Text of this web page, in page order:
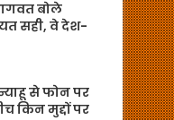
बोले
सही, वे देश-
से फोन पर
किन मुद्दों पर